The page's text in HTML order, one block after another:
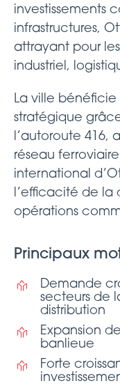
investissements
infrastructures,
attrayant pour
industriel,
La ville
stratégique
l’autoroute 416,
réseau
international
l’efficacité de la
opérations
Principaux
Demande
secteurs de
distribution
Expansion
banlieue
Forte